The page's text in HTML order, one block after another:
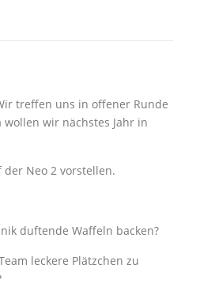
treffen uns in offener Runde
wir nächstes Jahr in
Neo 2 vorstellen.
duftende Waffeln backen?
leckere Plätzchen zu